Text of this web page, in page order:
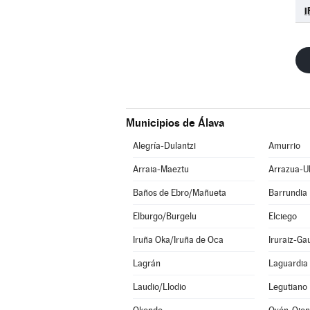
Municipios de Álava
Alegría-Dulantzi Amurrio
Arraia-Maeztu Arrazua-
Baños de Ebro/Mañueta Barrundia
Elburgo/Burgelu Elciego
Iruña Oka/Iruña de Oca Iruraiz-
Lagrán Laguardia
Laudio/Llodio Legutiano